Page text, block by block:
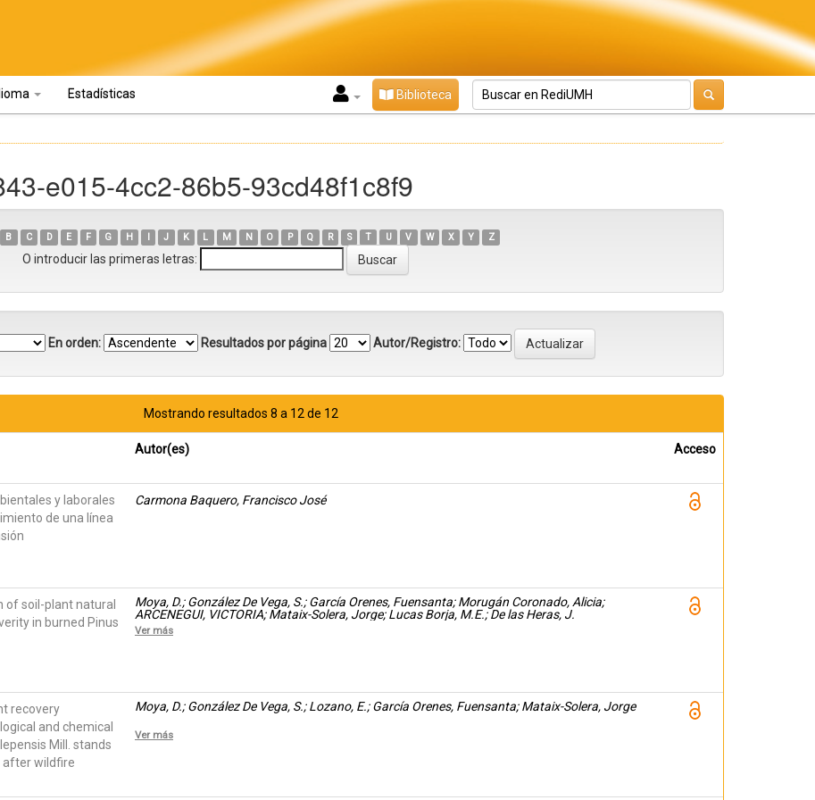
Estadísticas Biblioteca
e015-4cc2-86b5-93cd48f1c8f9
B C D E F G H I J K L M N O P Q R S T U V W X Y Z
O introducir las primeras letras:
En orden: Resultados por página Autor/Registro:
Mostrando resultados 8 a 12 de 12
Autor(es) Acceso
y laborales
de una línea
Carmona Baquero, Francisco José
of soil-plant natural
in burned Pinus
Moya, D.; González De Vega, S.; García Orenes, Fuensanta; Morugán Coronado, Alicia;
ARCENEGUI, VICTORIA; Mataix-Solera, Jorge; Lucas Borja, M.E.; De las Heras, J.
Ver más
recovery
and chemical
Mill. stands
after wildfire
Moya, D.; González De Vega, S.; Lozano, E.; García Orenes, Fuensanta; Mataix-Solera, Jorge
Ver más